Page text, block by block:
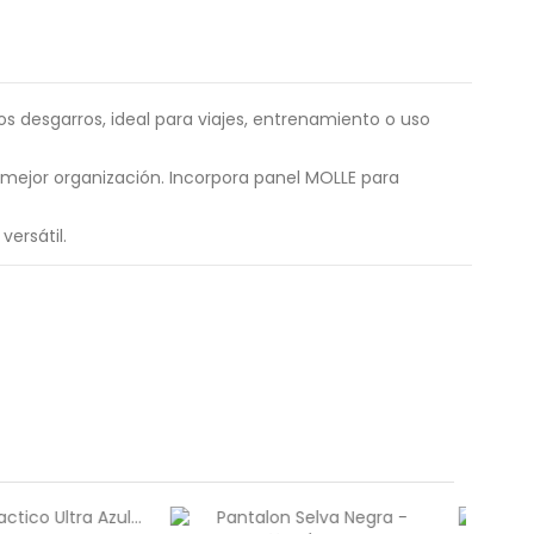
desgarros, ideal para viajes, entrenamiento o uso
organización. Incorpora panel MOLLE para